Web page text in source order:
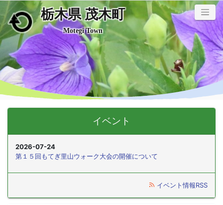
メインコンテンツにスキップ
栃木県 茂木町
Motegi Town
イベント
2026-07-24
第１５回もてぎ里山ウォーク大会の開催について
イベント情報RSS